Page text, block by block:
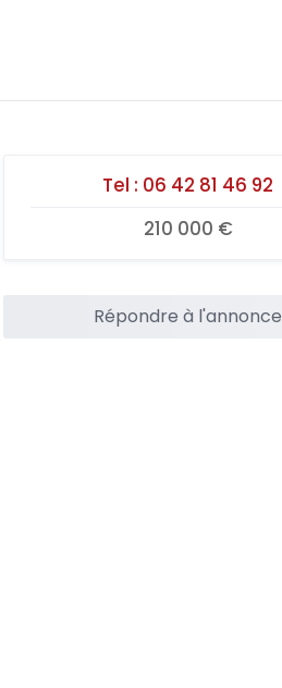
Tel : 06 42 81 46 92
210 000 €
Répondre à l'annonce